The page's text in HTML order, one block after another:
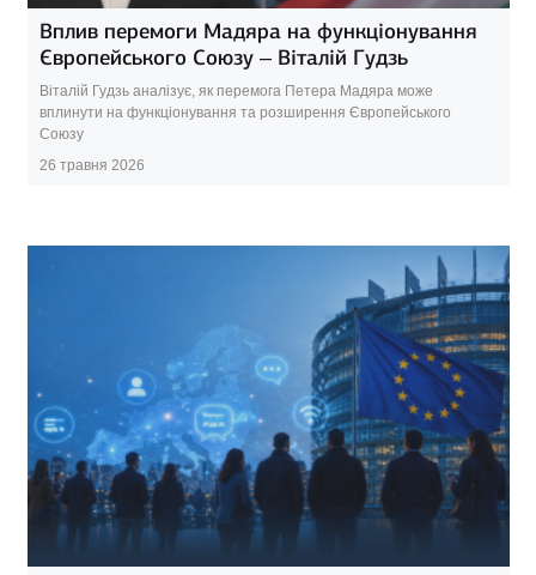
Вплив перемоги Мадяра на функціонування
Європейського Союзу – Віталій Гудзь
Віталій Гудзь аналізує, як перемога Петера Мадяра може
вплинути на функціонування та розширення Європейського
Союзу
26 травня 2026